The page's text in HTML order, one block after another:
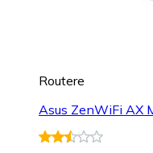
Routere
Asus ZenWiFi AX